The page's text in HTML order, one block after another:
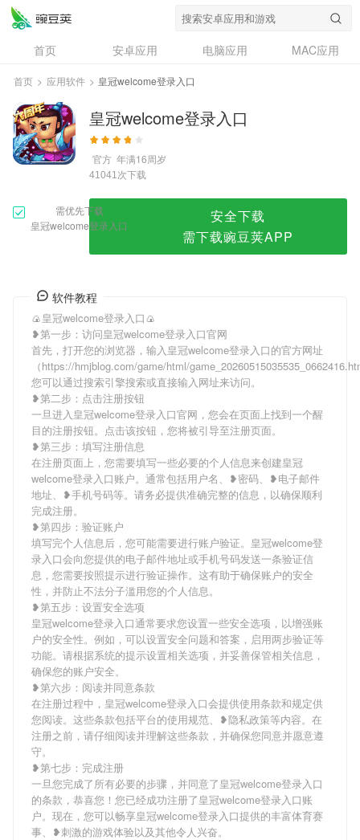
皇冠welcome登录入口
首页 安卓应用 电脑应用
MAC应用
资讯
专题
问答
首页 > 应用软件 > 皇冠welcome登录入口
皇冠welcome登录入口
官方 年满16周岁
41041次下载
需优先下载
皇冠welcome登录入口
安全下载
需下载豌豆荚APP
软件教程
🍙皇冠welcome登录入口🍙
❥第一步：访问皇冠welcome登录入口官网
首先，打开您的浏览器，输入皇冠welcome登录入口的官方网址
（https://hmjblog.com/game/html/
您可以通过搜索引擎搜索或直接输入网址来访问。
❥第二步：点击注册按钮
一旦进入皇冠welcome登录入口官网，您会在页面上找到一个醒
目的注册按钮。点击该按钮，您将被引导至注册页面。
❥第三步：填写注册信息
在注册页面上，您需要填写一些必要的个人信息来创建皇冠
welcome登录入口账户。通常包括用户名、❥密码、❥电子邮件
地址、❥手机号码等。请务必提供准确完整的信息，以确保顺利
完成注册。
❥第四步：验证账户
填写完个人信息后，您可能需要进行账户验证。皇冠welcome登
录入口会向您提供的电子邮件地址或手机号码发送一条验证信
息，您需要按照提示进行验证操作。这有助于确保账户的安全
性，并防止不法分子滥用您的个人信息。
❥第五步：设置安全选项
皇冠welcome登录入口通常要求您设置一些安全选项，以增强账
户的安全性。例如，可以设置安全问题和答案，启用两步验证等
功能。请根据系统的提示设置相关选项，并妥善保管相关信息，
确保您的账户安全。
❥第六步：阅读并同意条款
在注册过程中，皇冠welcome登录入口会提供使用条款和规定供
您阅读。这些条款包括平台的使用规范、❥隐私政策等内容。在
注册之前，请仔细阅读并理解这些条款，并确保您同意并愿意遵
守。
❥第七步：完成注册
一旦您完成了所有必要的步骤，并同意了皇冠welcome登录入口
的条款，恭喜您！您已经成功注册了皇冠welcome登录入口账
户。现在，您可以畅享皇冠welcome登录入口提供的丰富体育赛
事、❥刺激的游戏体验以及其他令人兴奋。